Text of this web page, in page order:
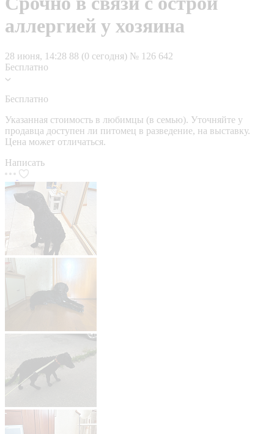
аллергией у хозяина
28 июня, 14:28 88 (0 сегодня) № 126 642
Бесплатно
Бесплатно
Указанная стоимость в любимцы (в семью). Уточняйте у
продавца доступен ли питомец в разведение, на выставку.
Цена может отличаться.
Написать